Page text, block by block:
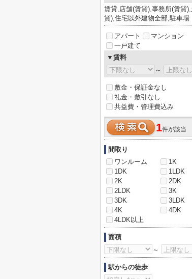
賃貸,店舗(賃貸),事務所(賃貸
貸),住宅以外建物全部,駐車場
アパート
マンション
一戸建て
▼賃料
～
敷金・保証金なし
礼金・敷引なし
共益費・管理費込み
1件が該当
間取り
ワンルーム
1K
1DK
1LDK
2K
2DK
2LDK
3K
3DK
3LDK
4K
4DK
4LDK以上
面積
～
駅からの徒歩